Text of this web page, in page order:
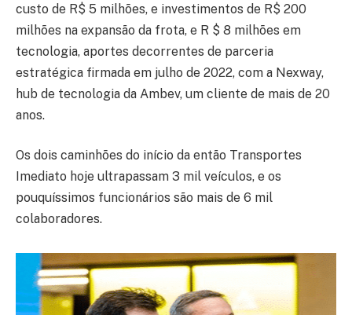
custo de R$ 5 milhões, e investimentos de R$ 200
milhões na expansão da frota, e R $ 8 milhões em
tecnologia, aportes decorrentes de parceria
estratégica firmada em julho de 2022, com a Nexway,
hub de tecnologia da Ambev, um cliente de mais de 20
anos.
Os dois caminhões do início da então Transportes
Imediato hoje ultrapassam 3 mil veículos, e os
pouquíssimos funcionários são mais de 6 mil
colaboradores.